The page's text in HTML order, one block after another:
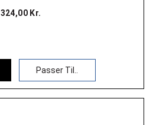
324,00 Kr.
Passer Til..